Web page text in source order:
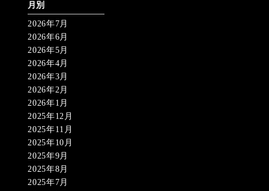
月別
2026年7月
2026年6月
2026年5月
2026年4月
2026年3月
2026年2月
2026年1月
2025年12月
2025年11月
2025年10月
2025年9月
2025年8月
2025年7月